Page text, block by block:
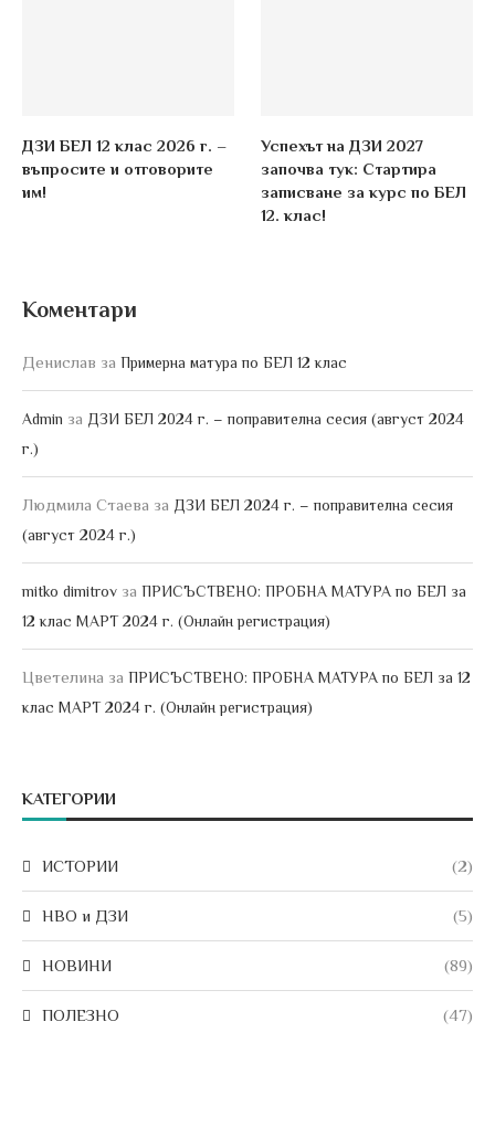
ДЗИ БЕЛ 12 клас 2026 г. –
въпросите и отговорите
им!
Успехът на ДЗИ 2027
започва тук: Стартира
записване за курс по БЕЛ
12. клас!
Коментари
Денислав за Примерна матура по БЕЛ 12 клас
Admin за ДЗИ БЕЛ 2024 г. – поправителна сесия (август 2024
г.)
Людмила Стаева за ДЗИ БЕЛ 2024 г. – поправителна сесия
(август 2024 г.)
mitko dimitrov за ПРИСЪСТВЕНО: ПРОБНА МАТУРА по БЕЛ за
12 клас МАРТ 2024 г. (Онлайн регистрация)
Цветелина за ПРИСЪСТВЕНО: ПРОБНА МАТУРА по БЕЛ за 12
клас МАРТ 2024 г. (Онлайн регистрация)
КАТЕГОРИИ
ИСТОРИИ (2)
НВО и ДЗИ (5)
НОВИНИ (89)
ПОЛЕЗНО (47)